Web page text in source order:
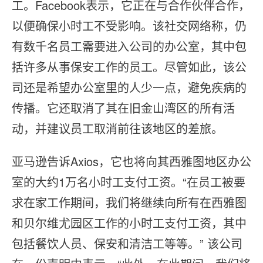
工。Facebook表示，它正在与合作伙伴合作，
以便确保小时工不受影响。该社交网络称，仍
有数千名员工需要进入公司的办公室，其中包
括许多从事保安工作的员工。尽管如此，该公
司还是希望办公室里的人少一点，避免疾病的
传播。它还取消了其在旧金山湾区的所有活
动，并建议员工取消前往该地区的差旅。
亚马逊告诉Axios，它也将向其西雅图地区办公
室的大约1万名小时工支付工资。“在员工被要
求在家工作期间，我们将继续向所有在西雅图
和贝尔维尤园区工作的小时工支付工资，其中
包括餐饮人员、保安和清洁工等等。” 该公司